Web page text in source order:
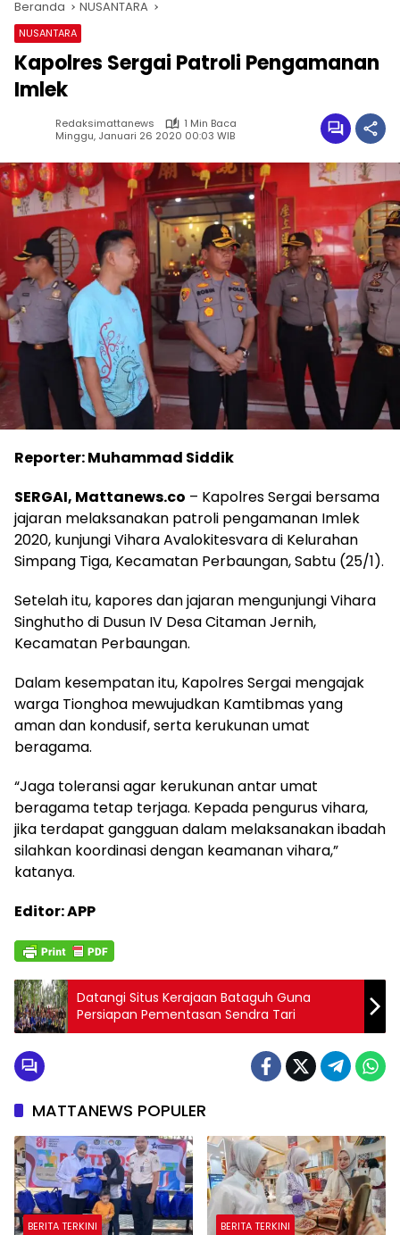
Beranda NUSANTARA
NUSANTARA
Kapolres Sergai Patroli Pengamanan
Imlek
Redaksimattanews
1 Min Baca
Minggu, Januari 26 2020 00:03 WIB
Reporter: Muhammad Siddik
SERGAI, Mattanews.co – Kapolres Sergai bersama
jajaran melaksanakan patroli pengamanan Imlek
2020, kunjungi Vihara Avalokitesvara di Kelurahan
Simpang Tiga, Kecamatan Perbaungan, Sabtu (25/1).
Setelah itu, kapores dan jajaran mengunjungi Vihara
Singhutho di Dusun IV Desa Citaman Jernih,
Kecamatan Perbaungan.
Dalam kesempatan itu, Kapolres Sergai mengajak
warga Tionghoa mewujudkan Kamtibmas yang
aman dan kondusif, serta kerukunan umat
beragama.
“Jaga toleransi agar kerukunan antar umat
beragama tetap terjaga. Kepada pengurus vihara,
jika terdapat gangguan dalam melaksanakan ibadah
silahkan koordinasi dengan keamanan vihara,”
katanya.
Editor: APP
Datangi Situs Kerajaan Bataguh Guna
Persiapan Pementasan Sendra Tari
MATTANEWS POPULER
BERITA TERKINI BERITA TERKINI